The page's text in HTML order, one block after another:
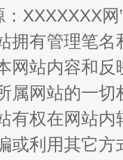
：XXXXXXX
拥有管理笔
网站内容和
属网站的一
有权在网站
或利用其它